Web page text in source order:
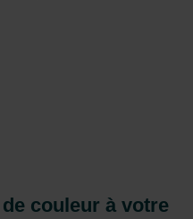
couleur à votre